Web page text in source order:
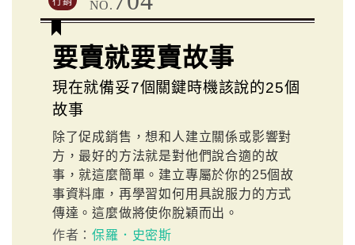
NO.
要賣就要賣故事
現在就備妥7個關鍵時機該說的25個
故事
除了促成銷售，想和人建立關係或影響對
方，最好的方法就是對他們說合適的故
事，就這麼簡單。建立專屬於你的25個故
事資料庫，再學習如何用具說服力的方式
傳達。這麼做將使你脫穎而出。
作者：保羅．史密斯